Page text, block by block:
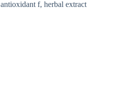
antioxidant f, herbal extract